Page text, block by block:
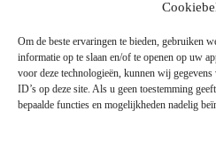
Om de beste ervaringen te bieden, gebruiken
informatie op te slaan en/of te openen op uw
voor deze technologieën, kunnen wij
ID’s op deze site. Als u geen toestemming
bepaalde functies en mogelijkheden nadelig
Dinsdag tot en met vrijdag
Zaterdag 9:00 tot
Copyright © 2025 - WordPress
Jim ter Mors